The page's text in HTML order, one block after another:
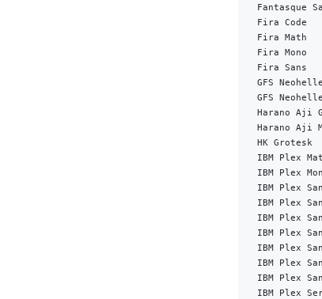
Fantasque
Fira Code
Fira Math
Fira Mono
Fira Sans
GFS
GFS
Harano Aji
Harano Aji
HK Grotesk
IBM Plex
IBM Plex
IBM Plex
IBM Plex
IBM Plex
IBM Plex
IBM Plex
IBM Plex
IBM Plex
IBM Plex